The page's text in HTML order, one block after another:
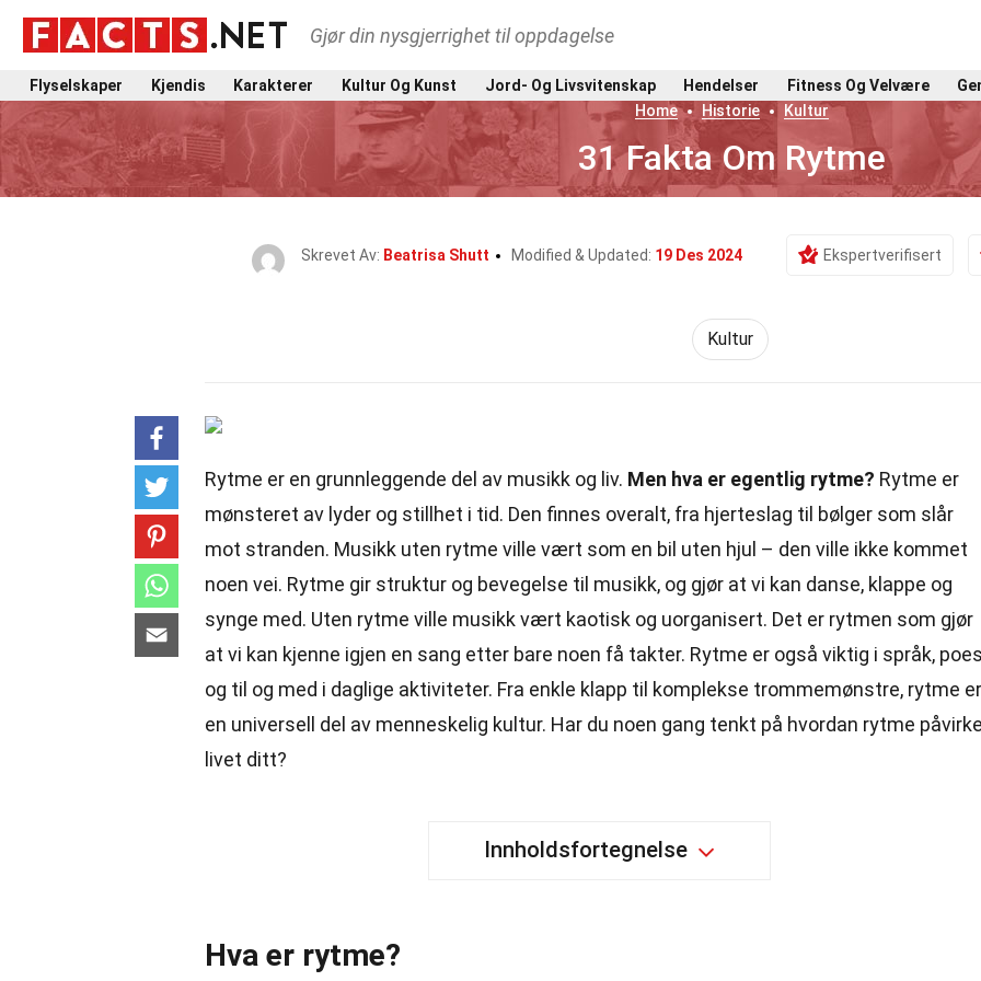
Gjør din nysgjerrighet til oppdagelse
Flyselskaper Kjendis Karakterer Kultur Og Kunst Jord- Og Livsvitenskap Hendelser Fitness Og Velvære
Home
Historie Kultur
31 Fakta Om Rytme
Skrevet Av: Beatrisa Shutt Modified & Updated: 19 Des 2024 Ekspertverifisert
Kultur
Rytme er en grunnleggende del av musikk og liv. Men hva er egentlig rytme? Rytme er
mønsteret av lyder og stillhet i tid. Den finnes overalt, fra hjerteslag til bølger som slår
mot stranden. Musikk uten rytme ville vært som en bil uten hjul – den ville ikke kommet
noen vei. Rytme gir struktur og bevegelse til musikk, og gjør at vi kan danse, klappe og
synge med. Uten rytme ville musikk vært kaotisk og uorganisert. Det er rytmen som gjør
at vi kan kjenne igjen en sang etter bare noen få takter. Rytme er også viktig i språk,
og til og med i daglige aktiviteter. Fra enkle klapp til komplekse trommemønstre, rytme er
en universell del av menneskelig kultur. Har du noen gang tenkt på hvordan rytme
livet ditt?
Innholdsfortegnelse
Hva er rytme?